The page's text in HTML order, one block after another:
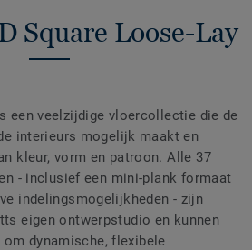
Square Loose-Lay
een veelzijdige vloercollectie die de
interieurs mogelijk maakt en
kleur, vorm en patroon. Alle 37
- inclusief een mini-plank formaat
indelingsmogelijkheden - zijn
eigen ontwerpstudio en kunnen
dynamische, flexibele